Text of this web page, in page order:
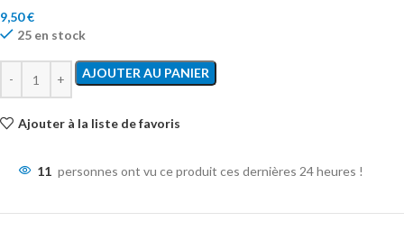
9,50€
25 en stock
AJOUTER AU PANIER
Ajouter à la liste de favoris
11 personnes ont vu ce produit ces dernières 24 heures !